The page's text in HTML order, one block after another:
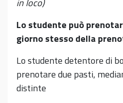
in loco)
Lo studente può
giorno stesso della
Lo studente detentore di
prenotare due pasti,
distinte